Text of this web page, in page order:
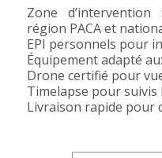
Zone
région PACA et
EPI personnels pour
Équipement adapté
Drone certifié pour
Timelapse pour
Livraison rapide pour